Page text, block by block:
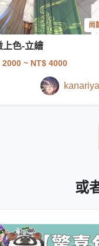
尚
上色-立繪
2000 ~ NT$ 4000
kanariya
或